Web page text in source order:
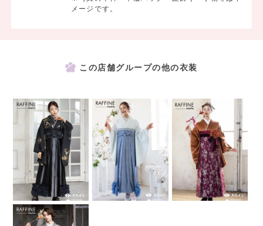
メージです。
この店舗グループの他の衣装